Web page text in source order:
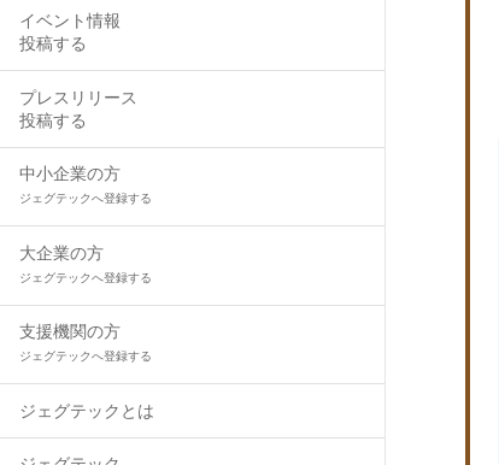
イベント情報
投稿する
プレスリリース
投稿する
中小企業の方
ジェグテックへ登録する
大企業の方
ジェグテックへ登録する
支援機関の方
ジェグテックへ登録する
ジェグテックとは